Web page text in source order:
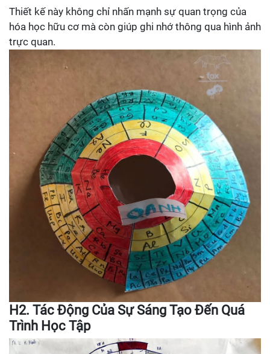
Thiết kế này không chỉ nhấn mạnh sự quan trọng của
hóa học hữu cơ mà còn giúp ghi nhớ thông qua hình ảnh
trực quan.
H2. Tác Động Của Sự Sáng Tạo Đến Quá
Trình Học Tập